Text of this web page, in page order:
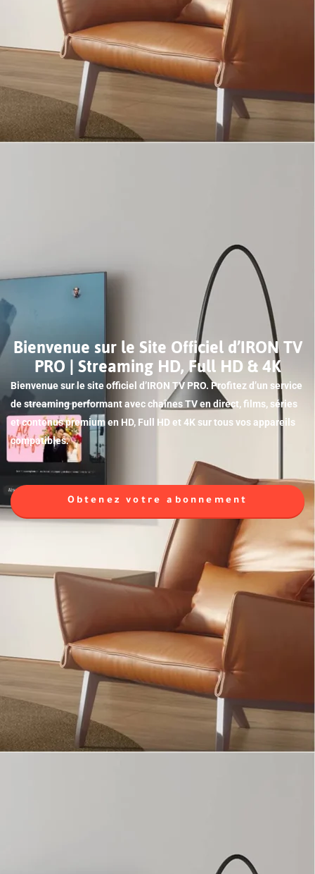
Bienvenue sur le Site Officiel d’IRON TV
PRO | Streaming HD, Full HD & 4K
Bienvenue sur le site officiel d’IRON TV PRO. Profitez d’un service
de streaming performant avec chaînes TV en direct, films, séries
et contenus premium en HD, Full HD et 4K sur tous vos appareils
compatibles.
Obtenez votre abonnement